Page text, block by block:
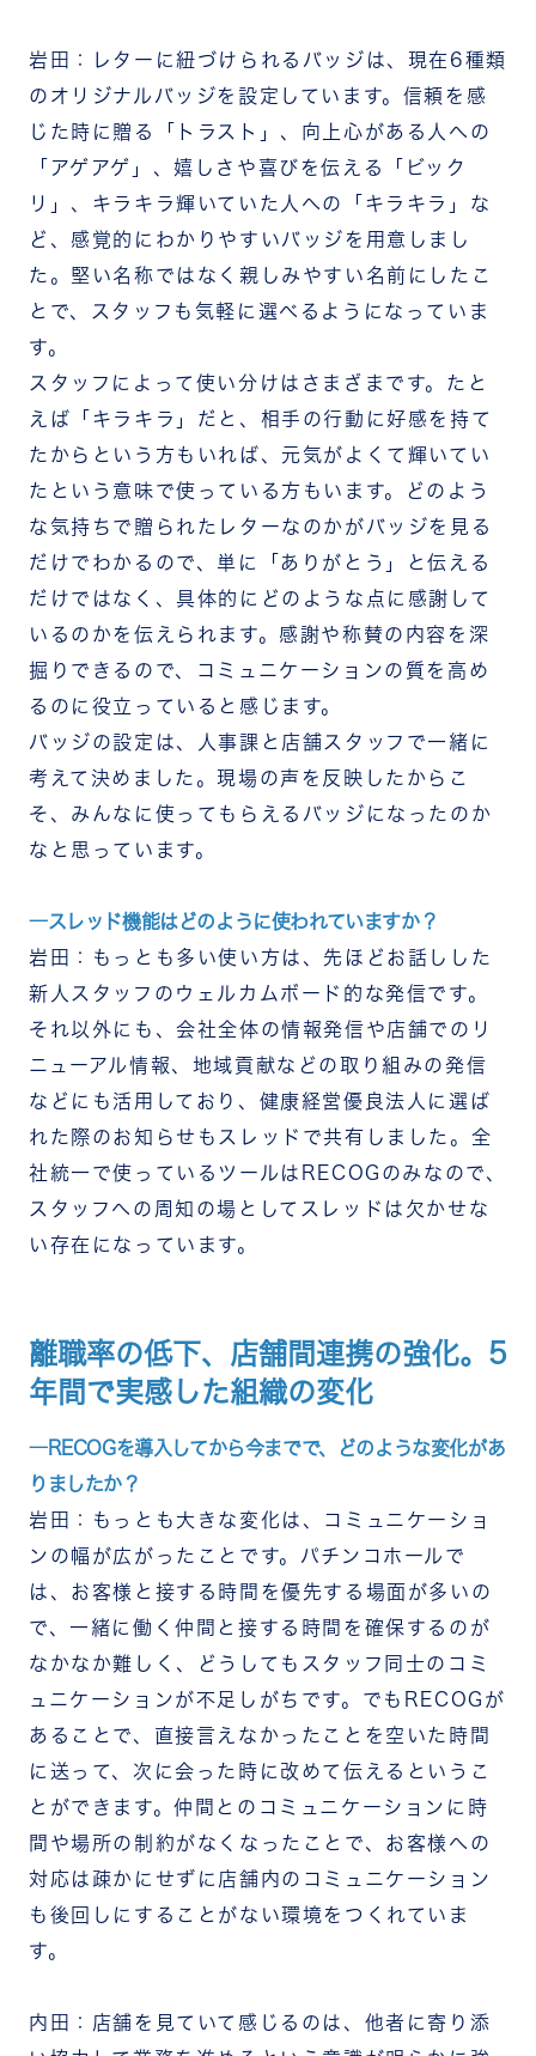
岩田：レターに紐づけられるバッジは、現在6種類
のオリジナルバッジを設定しています。信頼を感
じた時に贈る「トラスト」、向上心がある人への
「アゲアゲ」、嬉しさや喜びを伝える「ビック
リ」、キラキラ輝いていた人への「キラキラ」な
ど、感覚的にわかりやすいバッジを用意しまし
た。堅い名称ではなく親しみやすい名前にしたこ
とで、スタッフも気軽に選べるようになっていま
す。
スタッフによって使い分けはさまざまです。たと
えば「キラキラ」だと、相手の行動に好感を持て
たからという方もいれば、元気がよくて輝いてい
たという意味で使っている方もいます。どのよう
な気持ちで贈られたレターなのかがバッジを見る
だけでわかるので、単に「ありがとう」と伝える
だけではなく、具体的にどのような点に感謝して
いるのかを伝えられます。感謝や称賛の内容を深
掘りできるので、コミュニケーションの質を高め
るのに役立っていると感じます。
バッジの設定は、人事課と店舗スタッフで一緒に
考えて決めました。現場の声を反映したからこ
そ、みんなに使ってもらえるバッジになったのか
なと思っています。
―スレッド機能はどのように使われていますか？
岩田：もっとも多い使い方は、先ほどお話しした
新人スタッフのウェルカムボード的な発信です。
それ以外にも、会社全体の情報発信や店舗でのリ
ニューアル情報、地域貢献などの取り組みの発信
などにも活用しており、健康経営優良法人に選ば
れた際のお知らせもスレッドで共有しました。全
社統一で使っているツールはRECOGのみなので、
スタッフへの周知の場としてスレッドは欠かせな
い存在になっています。
離職率の低下、店舗間連携の強化。5
年間で実感した組織の変化
―RECOGを導入してから今までで、どのような変化があ
りましたか？
岩田：もっとも大きな変化は、コミュニケーショ
ンの幅が広がったことです。パチンコホールで
は、お客様と接する時間を優先する場面が多いの
で、一緒に働く仲間と接する時間を確保するのが
なかなか難しく、どうしてもスタッフ同士のコミ
ュニケーションが不足しがちです。でもRECOGが
あることで、直接言えなかったことを空いた時間
に送って、次に会った時に改めて伝えるというこ
とができます。仲間とのコミュニケーションに時
間や場所の制約がなくなったことで、お客様への
対応は疎かにせずに店舗内のコミュニケーション
も後回しにすることがない環境をつくれていま
す。
内田：店舗を見ていて感じるのは、他者に寄り添